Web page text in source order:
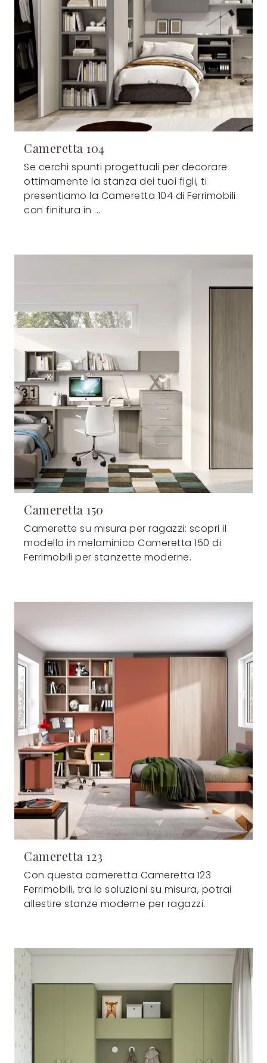
Cameretta 104
Se cerchi spunti progettuali per decorare
ottimamente la stanza dei tuoi figli, ti
presentiamo la Cameretta 104 di Ferrimobili
con finitura in ...
Cameretta 150
Camerette su misura per ragazzi: scopri il
modello in melaminico Cameretta 150 di
Ferrimobili per stanzette moderne.
Cameretta 123
Con questa cameretta Cameretta 123
Ferrimobili, tra le soluzioni su misura, potrai
allestire stanze moderne per ragazzi.